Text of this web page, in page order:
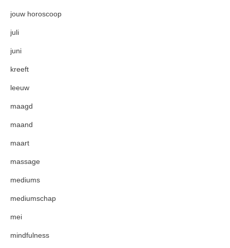
jouw horoscoop
juli
juni
kreeft
leeuw
maagd
maand
maart
massage
mediums
mediumschap
mei
mindfulness